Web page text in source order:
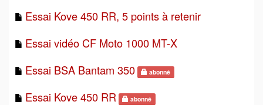
Essai Kove 450 RR, 5 points à retenir
Essai vidéo CF Moto 1000 MT-X
Essai BSA Bantam 350
abonné
Essai Kove 450 RR abonné